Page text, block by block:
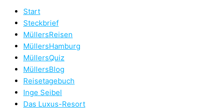
Start
Steckbrief
MüllersReisen
MüllersHamburg
MüllersQuiz
MüllersBlog
Reisetagebuch
Inge Seibel
Das Luxus-Resort